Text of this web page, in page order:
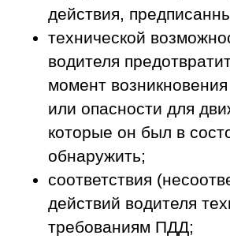
действия,
технической
водителя
момент возникновения
или опасности для
которые он был в
обнаружить;
соответствия
действий водителя
требованиям ПДД;